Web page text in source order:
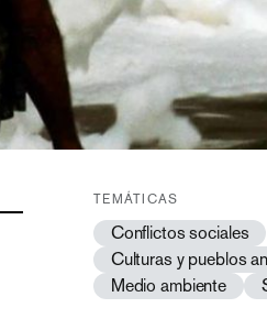
TEMÁTICAS
Conflictos sociales
Culturas y pueblos
Medio ambiente